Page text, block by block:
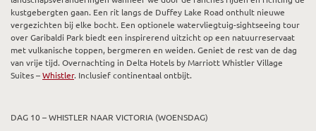
kustgebergten gaan. Een rit langs de Duffey Lake Road onthult nieuwe
vergezichten bij elke bocht. Een optionele watervliegtuig-sightseeing tour
over Garibaldi Park biedt een inspirerend uitzicht op een natuurreservaat
met vulkanische toppen, bergmeren en weiden. Geniet de rest van de dag
van vrije tijd. Overnachting in Delta Hotels by Marriott Whistler Village
Suites –Whistler. Inclusief continentaal ontbijt.
DAG 10 – WHISTLER NAAR VICTORIA (WOENSDAG)